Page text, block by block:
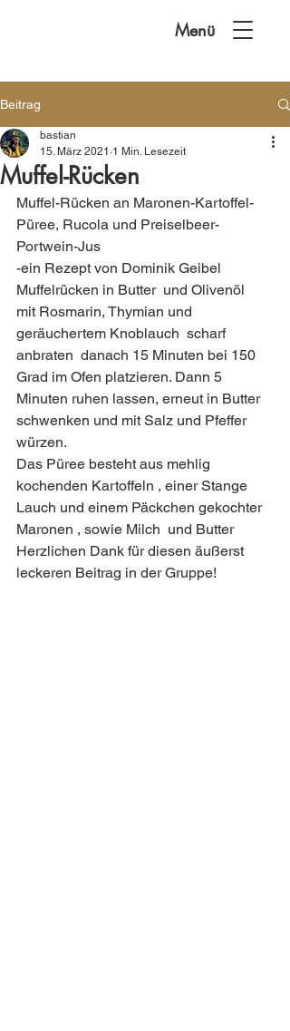
Menü
Beitrag
Muffel-Rücken
bastian
15. März 2021 1 Min. Lesezeit
Muffel-Rücken an Maronen-Kartoffel-
Püree, Rucola und Preiselbeer-
Portwein-Jus
-ein Rezept von Dominik Geibel
Muffelrücken in Butter  und Olivenöl
mit Rosmarin, Thymian und
geräuchertem Knoblauch  scharf
anbraten  danach 15 Minuten bei 150
Grad im Ofen platzieren. Dann 5
Minuten ruhen lassen, erneut in Butter
schwenken und mit Salz und Pfeffer
würzen.
Das Püree besteht aus mehlig
kochenden Kartoffeln , einer Stange
Lauch und einem Päckchen gekochter
Maronen , sowie Milch  und Butter
Herzlichen Dank für diesen äußerst
leckeren Beitrag in der Gruppe!